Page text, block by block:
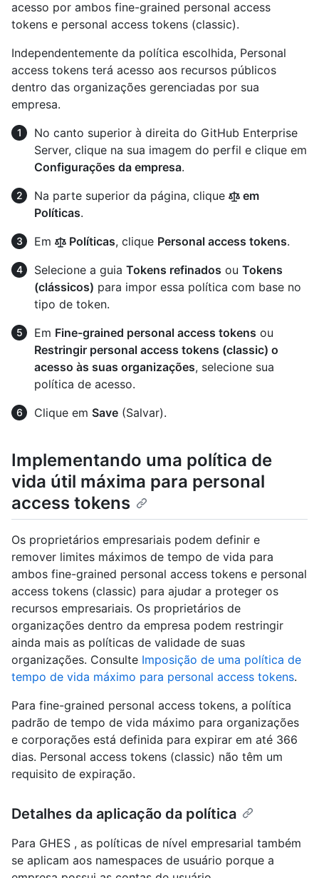
acesso por ambos fine-grained personal access
tokens e personal access tokens (classic).
Independentemente da política escolhida, Personal
access tokens terá acesso aos recursos públicos
dentro das organizações gerenciadas por sua
empresa.
No canto superior à direita do GitHub Enterprise
Server, clique na sua imagem do perfil e clique em
Configurações da empresa.
Na parte superior da página, clique
em
Políticas.
Em
Políticas, clique Personal access tokens.
Selecione a guia Tokens refinados ou Tokens
(clássicos) para impor essa política com base no
tipo de token.
Em Fine-grained personal access tokens ou
Restringir personal access tokens (classic) o
acesso às suas organizações, selecione sua
política de acesso.
Clique em Save (Salvar).
Implementando uma política de
vida útil máxima para personal
access tokens
Os proprietários empresariais podem definir e
remover limites máximos de tempo de vida para
ambos fine-grained personal access tokens e personal
access tokens (classic) para ajudar a proteger os
recursos empresariais. Os proprietários de
organizações dentro da empresa podem restringir
ainda mais as políticas de validade de suas
organizações. Consulte Imposição de uma política de
tempo de vida máximo para personal access tokens.
Para fine-grained personal access tokens, a política
padrão de tempo de vida máximo para organizações
e corporações está definida para expirar em até 366
dias. Personal access tokens (classic) não têm um
requisito de expiração.
Detalhes da aplicação da política
Para GHES , as políticas de nível empresarial também
se aplicam aos namespaces de usuário porque a